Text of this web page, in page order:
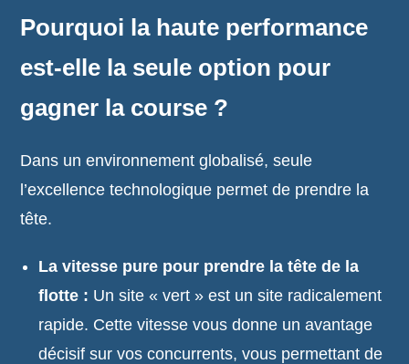
Pourquoi la haute performance
est-elle la seule option pour
gagner la course ?
Dans un environnement globalisé, seule
l’excellence technologique permet de prendre la
tête.
La vitesse pure pour prendre la tête de la
flotte : Un site « vert » est un site radicalement
rapide. Cette vitesse vous donne un avantage
décisif sur vos concurrents, vous permettant de